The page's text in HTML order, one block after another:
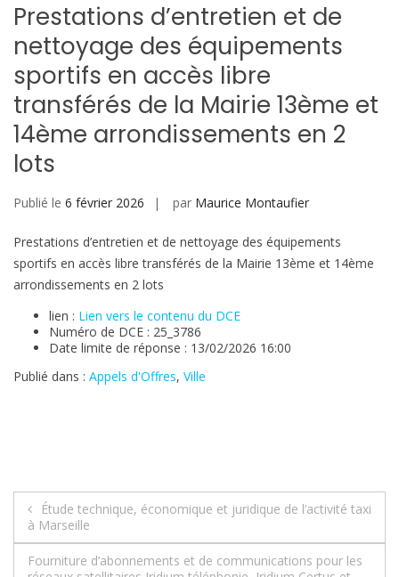
de
recherche
Prestations d’entretien et de
nettoyage des équipements
sportifs en accès libre
transférés de la Mairie 13ème et
14ème arrondissements en 2
lots
Publié le 6 février 2026 par Maurice Montaufier
Prestations d’entretien et de nettoyage des équipements
sportifs en accès libre transférés de la Mairie 13ème et 14ème
arrondissements en 2 lots
lien : Lien vers le contenu du DCE
Numéro de DCE : 25_3786
Date limite de réponse : 13/02/2026 16:00
Publié dans : Appels d'Offres, Ville
Navigation
de
Étude technique, économique et juridique de l’activité taxi
à Marseille
Fourniture d’abonnements et de communications pour les